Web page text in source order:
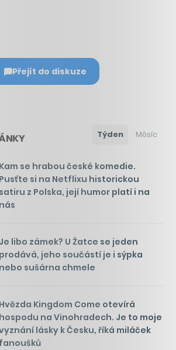
Přejít do diskuze
Týden Měsíc
Kam se hrabou české komedie.
Pusťte si na Netflixu historickou
satiru z Polska, její humor platí i na
nás
Je libo zámek? U Žatce se jeden
prodává, jeho součástí je i sýpka
nebo sušárna chmele
Hvězda Kingdom Come otevírá
hospodu na Vinohradech. Je to moje
lásky k Česku, říká miláček
fanoušků